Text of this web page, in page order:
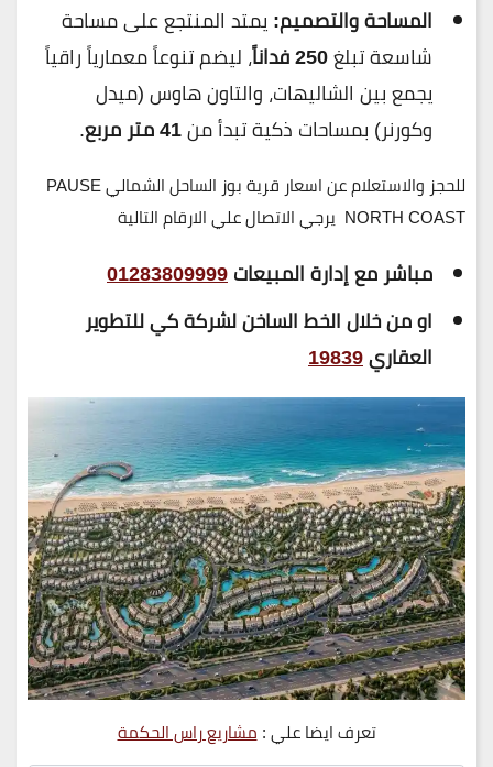
المساحة والتصميم: يمتد المنتجع على مساحة
شاسعة تبلغ250 فداناً
، ليضم تنوعاً معمارياً راقياً
يجمع بين الشاليهات، والتاون هاوس (ميدل
وكورنر) بمساحات ذكية تبدأ من41 متر مربع .
للحجز والاستعلام عن اسعار قرية بوز الساحل الشمالي PAUSE
NORTH COAST يرجي الاتصال علي الارقام التالية
مباشر مع إدارة المبيعات01283809999
او من خلال الخط الساخن لشركة كي للتطوير
العقاري19839
تعرف ايضا علي :مشاريع راس الحكمة